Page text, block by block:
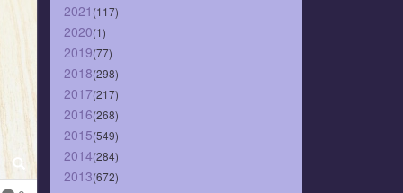
2021 (117)
2020(1)
2019(77)
2018(298)
2017(217)
2016(268)
2015(549)
2014(284)
2013(672)